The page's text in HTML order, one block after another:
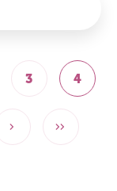
3 4